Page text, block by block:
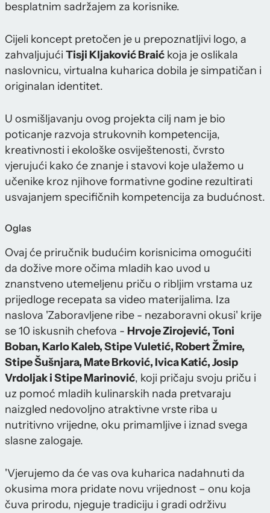
besplatnim sadržajem za korisnike.
Cijeli koncept pretočen je u prepoznatljivi logo, a
zahvaljujući Tisji Kljaković Braić koja je oslikala
naslovnicu, virtualna kuharica dobila je simpatičan i
originalan identitet.
U osmišljavanju ovog projekta cilj nam je bio
poticanje razvoja strukovnih kompetencija,
kreativnosti i ekološke osviještenosti, čvrsto
vjerujući kako će znanje i stavovi koje ulažemo u
učenike kroz njihove formativne godine rezultirati
usvajanjem specifičnih kompetencija za budućnost.
Oglas
Ovaj će priručnik budućim korisnicima omogućiti
da dožive more očima mladih kao uvod u
znanstveno utemeljenu priču o ribljim vrstama uz
prijedloge recepata sa video materijalima. Iza
naslova 'Zaboravljene ribe - nezaboravni okusi' krije
se 10 iskusnih chefova - Hrvoje Zirojević, Toni
Boban, Karlo Kaleb, Stipe Vuletić, Robert Žmire,
Stipe Šušnjara, Mate Brković, Ivica Katić, Josip
Vrdoljak i Stipe Marinović, koji pričaju svoju priču i
uz pomoć mladih kulinarskih nada pretvaraju
naizgled nedovoljno atraktivne vrste riba u
nutritivno vrijedne, oku primamljive i iznad svega
slasne zalogaje.
'Vjerujemo da će vas ova kuharica nadahnuti da
okusima mora pridate novu vrijednost – onu koja
čuva prirodu, njeguje tradiciju i gradi održivu